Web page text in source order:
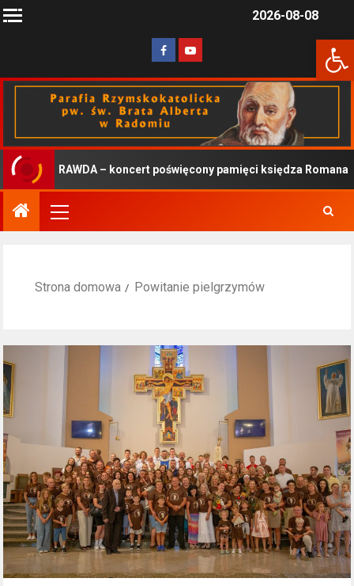
2026-08-08
PRAWDA – koncert poświęcony pamięci księdza Romana
Strona domowa Powitanie pielgrzymów